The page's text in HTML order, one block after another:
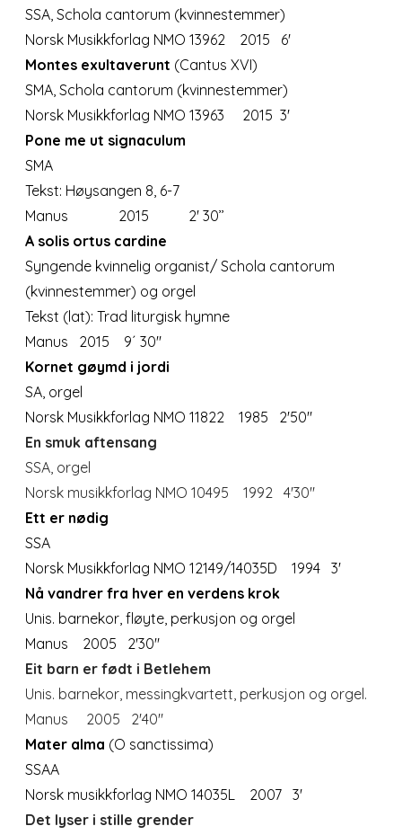
SSA, Schola cantorum (kvinnestemmer)
Norsk Musikkforlag NMO 13962 2015 6'
Montes exultaverunt (Cantus XVI)
SMA, Schola cantorum (kvinnestemmer)
Norsk Musikkforlag NMO 13963 2015 3'
Pone me ut signaculum
SMA
Tekst: Høysangen 8, 6-7
Manus 2015 2' 30’’
A solis ortus cardine
Syngende kvinnelig organist/ Schola cantorum
(kvinnestemmer) og orgel
Tekst (lat): Trad liturgisk hymne
Manus 2015 9´ 30''
Kornet gøymd i jordi
SA, orgel
Norsk Musikkforlag NMO 11822 1985 2'50"
En smuk aftensang
SSA, orgel
Norsk musikkforlag NMO 10495 1992 4'30"
Ett er nødig
SSA
Norsk Musikkforlag NMO 12149/14035D 1994 3'
Nå vandrer fra hver en verdens krok
Unis. barnekor, fløyte, perkusjon og orgel
Manus 2005 2'30"
Eit barn er født i Betlehem
Unis. barnekor, messingkvartett, perkusjon og orgel.
Manus 2005 2'40"
Mater alma (O sanctissima)
SSAA
Norsk musikkforlag NMO 14035L
2007 3'
Det lyser i stille grender